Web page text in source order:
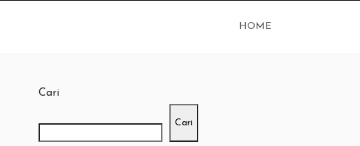
HOME
Cari
Cari